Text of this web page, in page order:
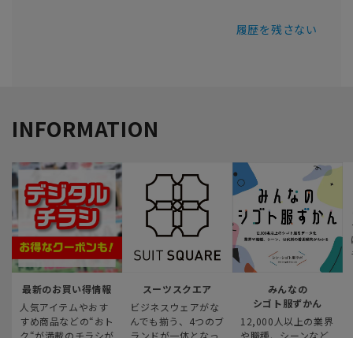
履歴を残さない
INFORMATION
最新のお買い得情報
人気アイテムやおす
すめ商品などの“おト
スーツスクエア
ビジネスウェアがな
んでも揃う、4つのブ
みんなの
シゴト服ずかん
12,000人以上の業界